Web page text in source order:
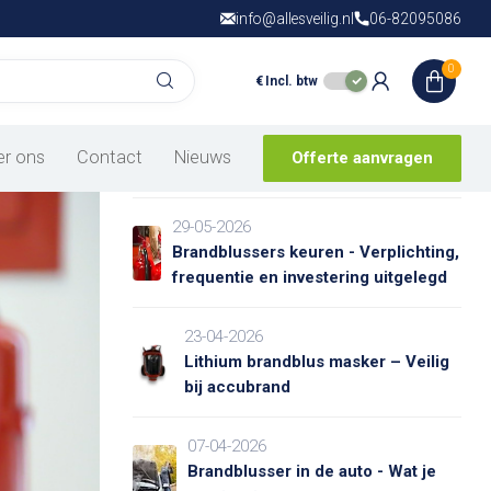
Gratis verzendingvanaf € 150,- in
info@allesveilig.nl 06-82095086
€ Incl. btw
0
ons Contact Nieuws Offerte aanvragen
Recente artikelen
Schuimblusser vs. Poederblusser –
Welke kies jij?
29-05-2026
Brandblussers keuren - Verplichting,
frequentie en investering uitgelegd
23-04-2026
Lithium brandblus masker – Veilig
bij accubrand
07-04-2026
Brandblusser in de auto - Wat je